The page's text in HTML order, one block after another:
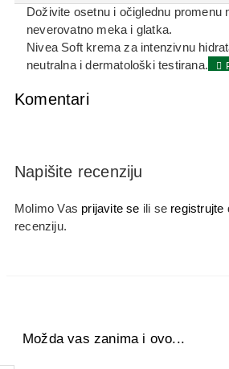
Doživite osetnu i očiglednu promenu
neverovatno meka i glatka.
Nivea Soft krema za intenzivnu
neutralna i dermatološki testirana.
Komentari
Napišite recenziju
Molimo Vas prijavite se ili se registrujte
recenziju.
Možda vas zanima i ovo...